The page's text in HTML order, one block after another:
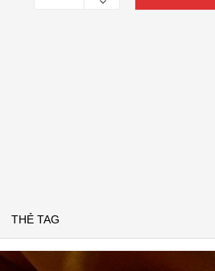
THẺ TAG